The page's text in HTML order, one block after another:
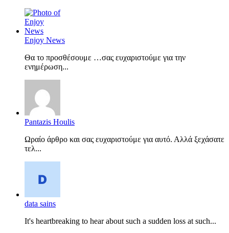
Enjoy News
Θα το προσθέσουμε …σας ευχαριστούμε για την
ενημέρωση...
Pantazis Houlis
Ωραίο άρθρο και σας ευχαριστούμε για αυτό. Αλλά ξεχάσατε
τελ...
data sains
It's heartbreaking to hear about such a sudden loss at such...